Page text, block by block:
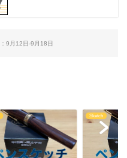
9月12日-9月18日